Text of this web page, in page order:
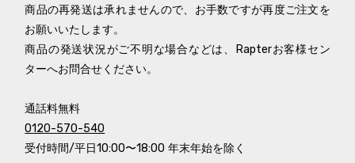
商品の再発送は承れませんので、お手数ですが再度ご注文を
お願いいたします。
商品の発送状況がご不明な場合などは、Rapterお客様セン
ターへお問合せください。
通話料無料
0120-570-540
受付時間/平日10:00〜18:00 年末年始を除く